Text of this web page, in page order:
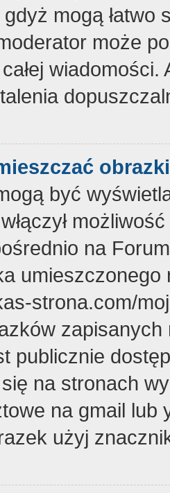
mogą
może
być
na
strona.com/
publicznie
na stronach
na gmail lub
użyj